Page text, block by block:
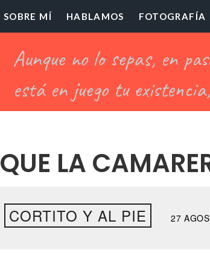
El
Profesor
Chillón
SOBRE MÍ HABLAMOS FOTOGRAFÍA
QUE LA
CORTITO Y AL PIE 27